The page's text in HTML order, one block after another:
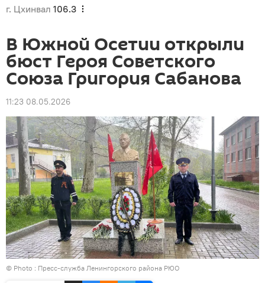
г. Цхинвал 106.3
В Южной Осетии открыли
бюст Героя Советского
Союза Григория Сабанова
11:23 08.05.2026
© Photo : Пресс-служба Ленингорского района РЮО